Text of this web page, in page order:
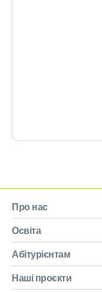
Про нас
Освіта
Абітурієнтам
Наші проєкти